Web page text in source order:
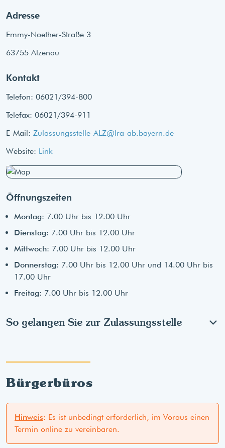
Adresse
Emmy-Noether-Straße 3
63755 Alzenau
Kontakt
Telefon: 06021/394-800
Telefax: 06021/394-911
E-Mail: Zulassungsstelle-ALZ@lra-ab.bayern.de
Website: Link
Öffnungszeiten
Montag: 7.00 Uhr bis 12.00 Uhr
Dienstag: 7.00 Uhr bis 12.00 Uhr
Mittwoch: 7.00 Uhr bis 12.00 Uhr
Donnerstag: 7.00 Uhr bis 12.00 Uhr und 14.00 Uhr bis
17.00 Uhr
Freitag: 7.00 Uhr bis 12.00 Uhr
So gelangen Sie zur Zulassungsstelle
Bürgerbüros
Hinweis: Es ist unbedingt erforderlich, im Voraus einen
Termin online zu vereinbaren.